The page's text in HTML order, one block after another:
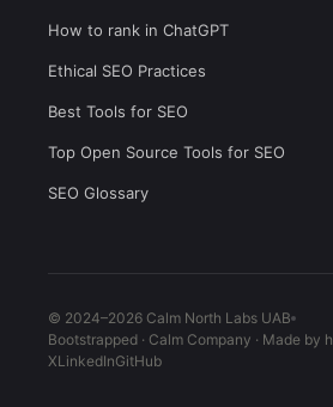
How to rank in ChatGPT
Ethical SEO Practices
Best Tools for SEO
Top Open Source Tools for SEO
SEO Glossary
© 2024–2026 Calm North Labs UAB
Bootstrapped · Calm Company · Made by
XLinkedInGitHub